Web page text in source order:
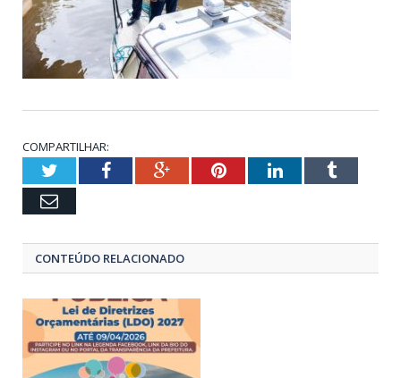
COMPARTILHAR:
TwitterFacebookGoogle+PinterestLinkedInTumblr
Email
CONTEÚDO RELACIONADO